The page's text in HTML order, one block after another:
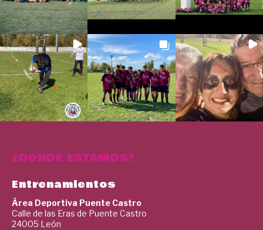
¿DÓNDE ESTAMOS?
Entrenamientos
Área Deportiva Puente Castro
Calle de las Eras de Puente Castro
24005 León